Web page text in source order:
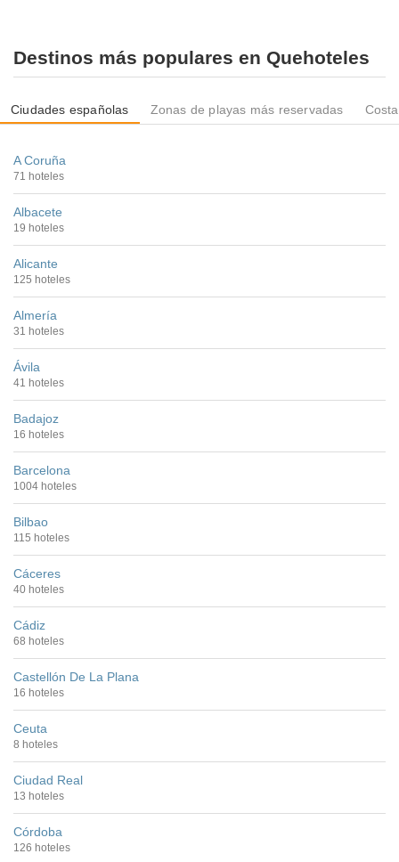
Destinos más populares en Quehoteles
Ciudades españolas Zonas de playas más reservadas
A Coruña
71 hoteles
Albacete
19 hoteles
Alicante
125 hoteles
Almería
31 hoteles
Ávila
41 hoteles
Badajoz
16 hoteles
Barcelona
1004 hoteles
Bilbao
115 hoteles
Cáceres
40 hoteles
Cádiz
68 hoteles
Castellón De La Plana
16 hoteles
Ceuta
8 hoteles
Ciudad Real
13 hoteles
Córdoba
126 hoteles